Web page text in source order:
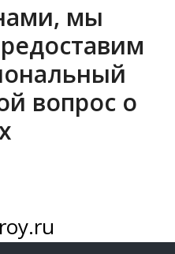
мы
вопрос о